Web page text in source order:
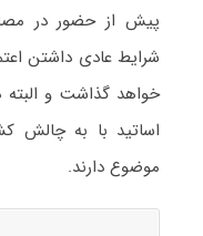
پیش از حضور در
شرایط عادی داشتن
خواهد گذاشت و
اساتید با به
موضوع دارند.